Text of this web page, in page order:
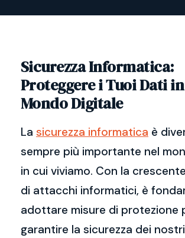
Sicurezza Informatica:
Proteggere i Tuoi Dati
Mondo Digitale
La sicurezza informatica è
sempre più importante nel
in cui viviamo. Con la
di attacchi informatici, è
adottare misure di protezione
garantire la sicurezza dei